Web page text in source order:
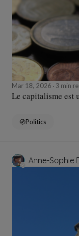
Mar 18, 2026 3 min
Le capitalisme est
Politics
Anne-Sophie